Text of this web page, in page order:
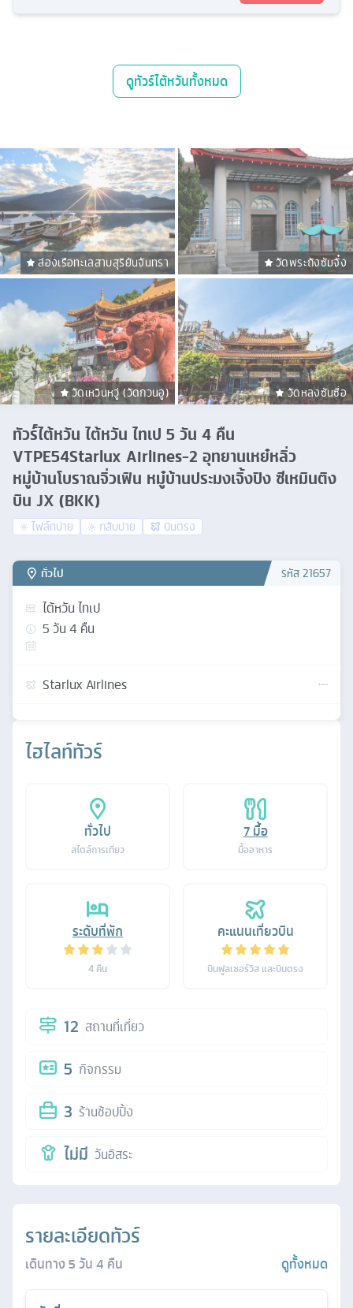
ดูทัวร์ไต้หวันทั้งหมด
ล่องเรือทะเลสาบสุริยันจันทรา วัดพระถังซัมจั๋ง
วัดเหวินหวู่ (วัดกวนอู) วัดหลงซันซื่อ
ทัวร์์ไต้หวัน ไต้หวัน ไทเป 5 วัน 4 คืน
VTPE54Starlux Airlines-2 อุทยานเหย๋หลิ่ว
หมู่บ้านโบราณจิ่วเฟิน หมู๋บ้านประมงเจิ้งปิง ซีเหมินติง
บิน JX (BKK)
ไฟล์ทบ่าย กลับบ่าย บินตรง
ไฮไลท์ทัวร์
ทั่วไป
สไตล์การเที่ยว
7มื้อ
มื้ออาหาร
ระดับที่พัก
4 คืน
คะแนนเที่ยวบิน
บินฟูลเซอร์วิส และบินตรง
12 สถานที่เที่ยว
5 กิจกรรม
3 ร้านช้อปปิ้ง
ไม่มี วันอิสระ
รายละเอียดทัวร์
เดินทาง5วัน4 คืน ดูทั้งหมด
ทั่วไป รหัส21657
ไต้หวัน ไทเป
5วัน4 คืน
Starlux Airlines